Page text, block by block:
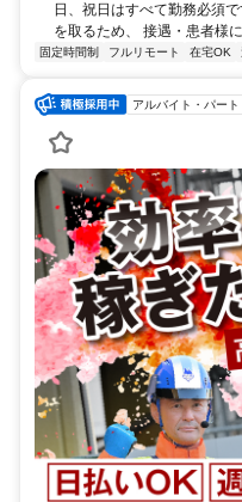
日、祝日はすべて勤務必須
を取るため、 接遇・患者様
固定時間制 フルリモート 在宅OK
アルバイト・パート